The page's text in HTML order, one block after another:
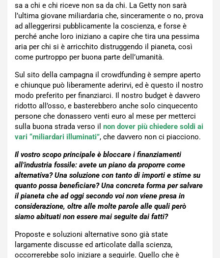
sa a chi e chi riceve non sa da chi. La Getty non sarà
l’ultima giovane miliardaria che, sinceramente o no, prova
ad alleggerirsi pubblicamente la coscienza, e forse è
perché anche loro iniziano a capire che tira una pessima
aria per chi si è arricchito distruggendo il pianeta, così
come purtroppo per buona parte dell’umanità.
Sul sito della campagna il crowdfunding è sempre aperto
e chiunque può liberamente aderirvi, ed è questo il nostro
modo preferito per finanziarci. Il nostro budget è davvero
ridotto all’osso, e basterebbero anche solo cinquecento
persone che donassero venti euro al mese per metterci
sulla buona strada verso il non dover più chiedere soldi ai
vari “miliardari illuminati”, che davvero non ci piacciono.
Il vostro scopo principale è bloccare i finanziamenti
all’industria fossile: avete un piano da proporre come
alternativa? Una soluzione con tanto di importi e stime su
quanto possa beneficiare? Una concreta forma per salvare
il pianeta che ad oggi secondo voi non viene presa in
considerazione, oltre alle molte parole alle quali però
siamo abituati non essere mai seguite dai fatti?
Proposte e soluzioni alternative sono già state
largamente discusse ed articolate dalla scienza,
occorrerebbe solo iniziare a seguirle. Quello che è